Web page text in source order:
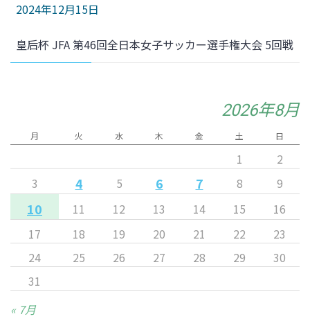
2024年12月15日
皇后杯 JFA 第46回全日本女子サッカー選手権大会 5回戦
2026年8月
月 火 水 木 金 土 日
1
2
3
4 5 6 7 8 9
10 11 12 13 14 15
16
17
18 19 20 21 22
23
24
25 26 27 28 29
30
31
« 7月